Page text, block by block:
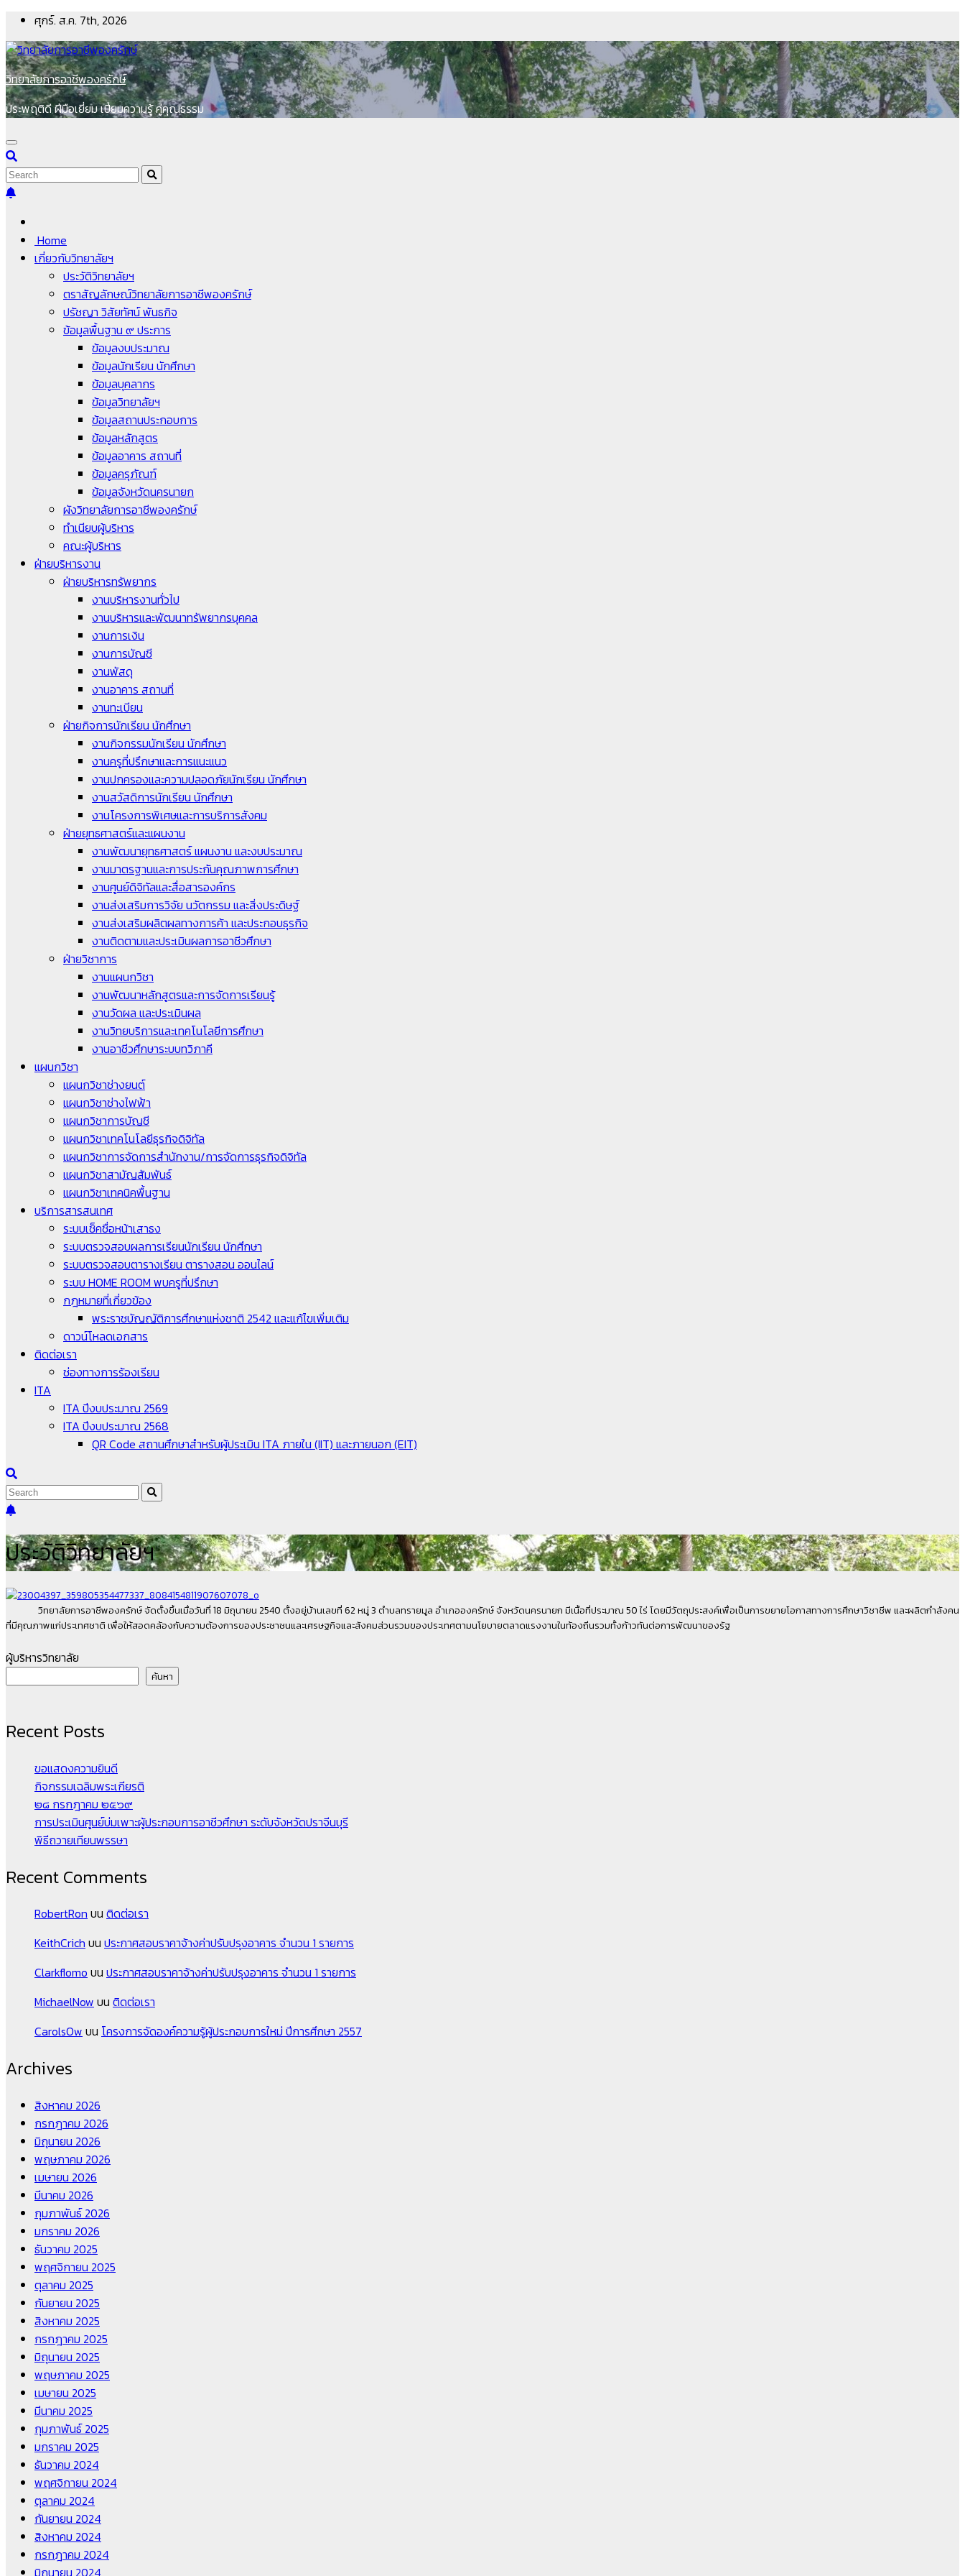
Skip
to
content
ศุกร์. ส.ค. 7th, 2026
วิทยาลัยการอาชีพองครักษ์
ประพฤติดี ฝีมือเยี่ยม เปี่ยมความรู้ คู่คุณธรรม
Home
เกี่ยวกับวิทยาลัยฯ
ประวัติวิทยาลัยฯ
ตราสัญลักษณ์วิทยาลัยการอาชีพองครักษ์
ปรัชญา วิสัยทัศน์ พันธกิจ
ข้อมูลพื้นฐาน ๙ ประการ
ข้อมูลงบประมาณ
ข้อมูลนักเรียน นักศึกษา
ข้อมูลบุคลากร
ข้อมูลวิทยาลัยฯ
ข้อมูลสถานประกอบการ
ข้อมูลหลักสูตร
ข้อมูลอาคาร สถานที่
ข้อมูลครุภัณฑ์
ข้อมูลจังหวัดนครนายก
ผังวิทยาลัยการอาชีพองครักษ์
ทำเนียบผู้บริหาร
คณะผู้บริหาร
ฝ่ายบริหารงาน
ฝ่ายบริหารทรัพยากร
งานบริหารงานทั่วไป
งานบริหารและพัฒนาทรัพยากรบุคคล
งานการเงิน
งานการบัญชี
งานพัสดุ
งานอาคาร สถานที่
งานทะเบียน
ฝ่ายกิจการนักเรียน นักศึกษา
งานกิจกรรมนักเรียน นักศึกษา
งานครูที่ปรึกษาและการแนะแนว
งานปกครองและความปลอดภัยนักเรียน นักศึกษา
งานสวัสดิการนักเรียน นักศึกษา
งานโครงการพิเศษและการบริการสังคม
ฝ่ายยุทธศาสตร์และแผนงาน
งานพัฒนายุทธศาสตร์ แผนงาน และงบประมาณ
งานมาตรฐานและการประกันคุณภาพการศึกษา
งานศูนย์ดิจิทัลและสื่อสารองค์กร
งานส่งเสริมการวิจัย นวัตกรรม และสิ่งประดิษฐ์
งานส่งเสริมผลิตผลทางการค้า และประกอบธุรกิจ
งานติดตามและประเมินผลการอาชีวศึกษา
ฝ่ายวิชาการ
งานแผนกวิชา
งานพัฒนาหลักสูตรและการจัดการเรียนรู้
งานวัดผล และประเมินผล
งานวิทยบริการและเทคโนโลยีการศึกษา
งานอาชีวศึกษาระบบทวิภาคี
แผนกวิชา
แผนกวิชาช่างยนต์
แผนกวิชาช่างไฟฟ้า
แผนกวิชาการบัญชี
แผนกวิชาเทคโนโลยีธุรกิจดิจิทัล
แผนกวิชาการจัดการสำนักงาน/การจัดการธุรกิจดิจิทัล
แผนกวิชาสามัญสัมพันธ์
แผนกวิชาเทคนิคพื้นฐาน
บริการสารสนเทศ
ระบบเช็คชื่อหน้าเสาธง
ระบบตรวจสอบผลการเรียนนักเรียน นักศึกษา
ระบบตรวจสอบตารางเรียน ตารางสอน ออนไลน์
ระบบ HOME ROOM พบครูที่ปรึกษา
กฎหมายที่เกี่ยวข้อง
พระราชบัญญัติการศึกษาแห่งชาติ 2542 และแก้ไขเพิ่มเติม
ดาวน์โหลดเอกสาร
ติดต่อเรา
ช่องทางการร้องเรียน
ITA
ITA ปีงบประมาณ 2569
ITA ปีงบประมาณ 2568
QR Code สถานศึกษาสำหรับผู้ประเมิน ITA ภายใน (IIT) และภายนอก (EIT)
ประวัติวิทยาลัยฯ
วิทยาลัยการอาชีพองครักษ์ จัดตั้งขึ้นเมื่อวันที่ 18 มิถุนายน 2540 ตั้งอยู่บ้านเลขที่ 62 หมู่ 3 ตำบลทรายมูล อำเภอองครักษ์ จังหวัดนครนายก มีเนื้อที่ประมาณ 50 ไร่ โดยมีวัตถุประสงค์เพื่อเป็นการขยายโอกาสทางการศึกษาวิชาชีพ และผลิตกำลังคน
ที่มีคุณภาพแก่ประเทศชาติ เพื่อให้สอดคล้องกับความต้องการของประชาชนและเศรษฐกิจและสังคมส่วนรวมของประเทศตามนโยบายตลาดแรงงานในท้องถิ่นรวมทั้งก้าวทันต่อการพัฒนาของรัฐ
ผู้บริหารวิทยาลัย
ค้นหา
Recent Posts
ขอแสดงความยินดี
กิจกรรมเฉลิมพระเกียรติ
๒๘ กรกฎาคม ๒๕๖๙
การประเมินศูนย์บ่มเพาะผู้ประกอบการอาชีวศึกษา ระดับจังหวัดปราจีนบุรี
พิธีถวายเทียนพรรษา
Recent Comments
RobertRon บน ติดต่อเรา
KeithCrich บน ประกาศสอบราคาจ้างค่าปรับปรุงอาคาร จำนวน 1 รายการ
Clarkflomo บน ประกาศสอบราคาจ้างค่าปรับปรุงอาคาร จำนวน 1 รายการ
MichaelNow บน ติดต่อเรา
CarolsOw บน โครงการจัดองค์ความรู้ผู้ประกอบการใหม่ ปีการศึกษา 2557
Archives
สิงหาคม 2026
กรกฎาคม 2026
มิถุนายน 2026
พฤษภาคม 2026
เมษายน 2026
มีนาคม 2026
กุมภาพันธ์ 2026
มกราคม 2026
ธันวาคม 2025
พฤศจิกายน 2025
ตุลาคม 2025
กันยายน 2025
สิงหาคม 2025
กรกฎาคม 2025
มิถุนายน 2025
พฤษภาคม 2025
เมษายน 2025
มีนาคม 2025
กุมภาพันธ์ 2025
มกราคม 2025
ธันวาคม 2024
พฤศจิกายน 2024
ตุลาคม 2024
กันยายน 2024
สิงหาคม 2024
กรกฎาคม 2024